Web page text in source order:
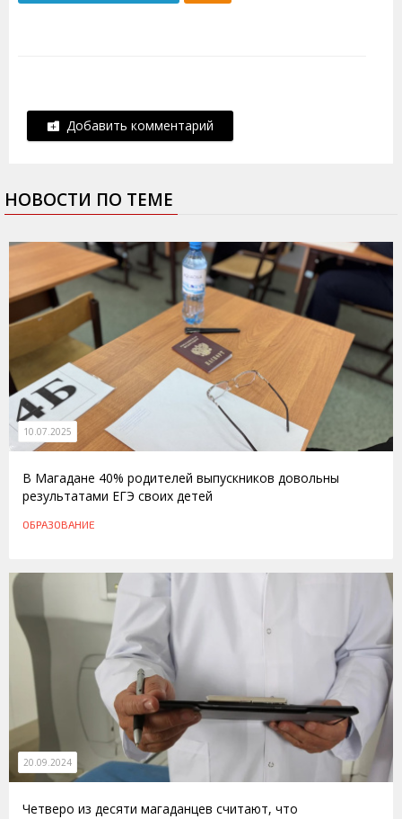
Добавить комментарий
НОВОСТИ ПО ТЕМЕ
10.07.2025
В Магадане 40% родителей выпускников довольны
результатами ЕГЭ своих детей
ОБРАЗОВАНИЕ
20.09.2024
Четверо из десяти магаданцев считают, что